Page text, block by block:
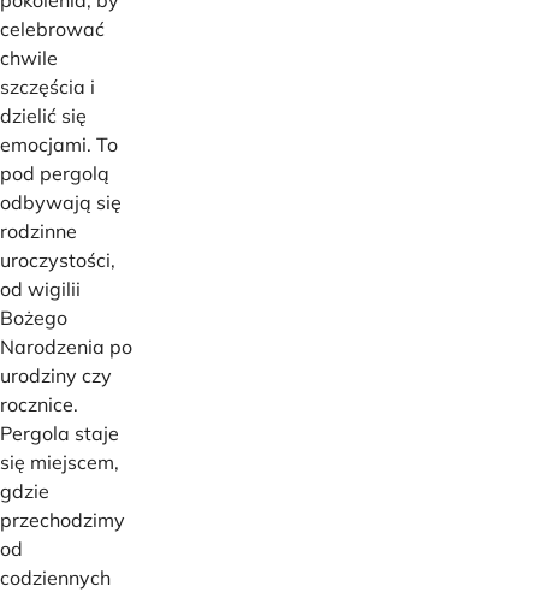
celebrować
chwile
szczęścia i
dzielić się
emocjami. To
pod pergolą
odbywają się
rodzinne
uroczystości,
od wigilii
Bożego
Narodzenia po
urodziny czy
rocznice.
Pergola staje
się miejscem,
gdzie
przechodzimy
od
codziennych